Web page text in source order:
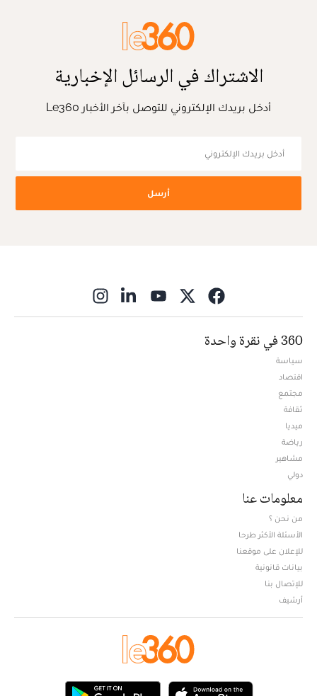
الاشتراك في الرسائل الإخبارية
أدخل بريدك الإلكتروني للتوصل بآخر الأخبار Le360
أرسل
360 في نقرة واحدة
سياسة
اقتصاد
مجتمع
ثقافة
ميديا
رياضة
مشاهير
دولي
معلومات عنا
من نحن ؟
الأسئلة الأكثر طرحا
للإعلان على موقعنا
بيانات قانونية
للإتصال بنا
أرشيف